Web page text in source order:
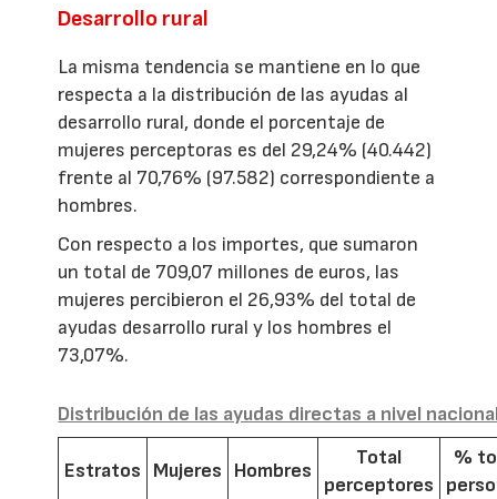
Desarrollo rural
La misma tendencia se mantiene en lo que
respecta a la distribución de las ayudas al
desarrollo rural, donde el porcentaje de
mujeres perceptoras es del 29,24% (40.442)
frente al 70,76% (97.582) correspondiente a
hombres.
Con respecto a los importes, que sumaron
un total de 709,07 millones de euros, las
mujeres percibieron el 26,93% del total de
ayudas desarrollo rural y los hombres el
73,07%.
Distribución de las ayudas directas a nivel
Estratos Mujeres Hombres
Total
perceptores
%